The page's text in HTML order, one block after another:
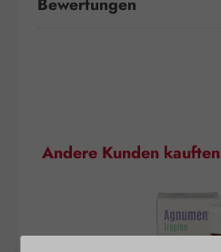
Produktgalerie überspringen
Andere Kunden